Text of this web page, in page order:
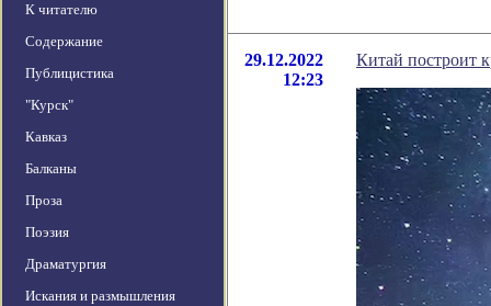
К читателю
Содержание
Публицистика
"Курск"
Кавказ
Балканы
Проза
Поэзия
Драматургия
Искания и размышления
29.12.2022
12:23
Китай построит